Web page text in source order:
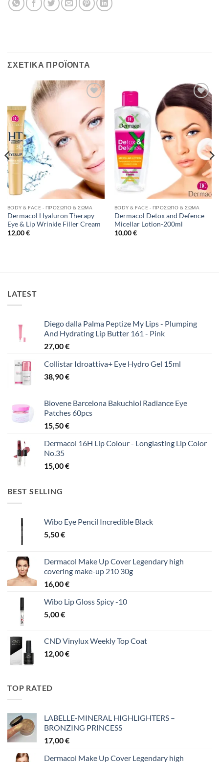
ΣΧΕΤΙΚΆ ΠΡΟΪΌΝΤΑ
Wishlist
BODY & FACE - ΠΡΌΣΩΠΟ & ΣΏΜΑ
Dermacol Hyaluron Therapy
Eye & Lip Wrinkle Filler Cream
12,00€
Add to
Wishlist
BODY & FACE - ΠΡΌΣΩΠΟ & ΣΏΜΑ
Dermacol Detox and Defence
Micellar Lotion-200ml
10,00€
LATEST
Diego dalla Palma Peptize My Lips - Plumping
And Hydrating Lip Butter 161 - Pink
27,00€
Collistar Idroattiva+ Eye Hydro Gel 15ml
38,90€
Biovene Barcelona Bakuchiol Radiance Eye
Patches 60pcs
15,50€
Dermacol 16H Lip Colour - Longlasting Lip Color
No.35
15,00€
BEST SELLING
Wibo Eye Pencil Incredible Black
5,50€
Dermacol Make Up Cover Legendary high
covering make-up 210 30g
16,00€
Wibo Lip Gloss Spicy -10
5,00€
CND Vinylux Weekly Top Coat
12,00€
TOP RATED
LABELLE-MINERAL HIGHLIGHTERS –
BRONZING PRINCESS
17,00€
Dermacol Make Up Cover Legendary high